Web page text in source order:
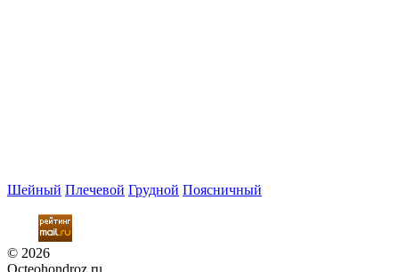
Шейный Плечевой Грудной Поясничный
© 2026
Octeohondroz.ru